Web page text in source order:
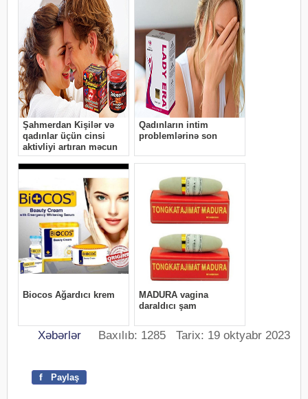
Xəbərlər Baxılıb: 1285 Tarix: 19 oktyabr 2023
f Paylaş